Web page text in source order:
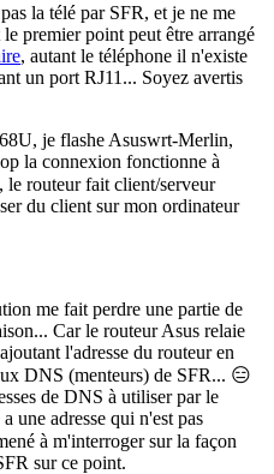
la télé par SFR, et je ne me
premier point peut être arrangé
, autant le téléphone il n'existe
un port RJ11... Soyez avertis
je flashe Asuswrt-Merlin,
la connexion fonctionne à
le routeur fait client/serveur
du client sur mon ordinateur
me fait perdre une partie de
Car le routeur Asus relaie
l'adresse du routeur en
DNS (menteurs) de SFR... 😑
de DNS à utiliser par le
une adresse qui n'est pas
à m'interroger sur la façon
sur ce point.